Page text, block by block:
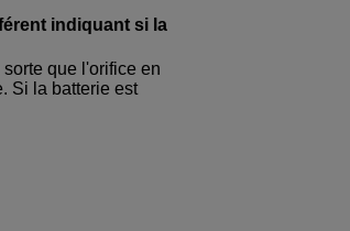
indiquant si la
que l'orifice en
Si la batterie est